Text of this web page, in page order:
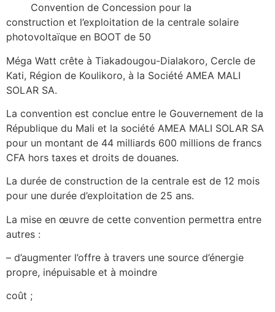
Convention de Concession pour la
construction et l’exploitation de la centrale solaire
photovoltaïque en BOOT de 50
Méga Watt crête à Tiakadougou-Dialakoro, Cercle de
Kati, Région de Koulikoro, à la Société AMEA MALI
SOLAR SA.
La convention est conclue entre le Gouvernement de la
République du Mali et la société AMEA MALI SOLAR SA
pour un montant de 44 milliards 600 millions de francs
CFA hors taxes et droits de douanes.
La durée de construction de la centrale est de 12 mois
pour une durée d’exploitation de 25 ans.
La mise en œuvre de cette convention permettra entre
autres :
– d’augmenter l’offre à travers une source d’énergie
propre, inépuisable et à moindre
coût ;